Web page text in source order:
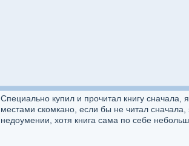
Специально купил и прочитал книгу
местами скомкано, если бы не читал
недоумении, хотя книга сама по себе